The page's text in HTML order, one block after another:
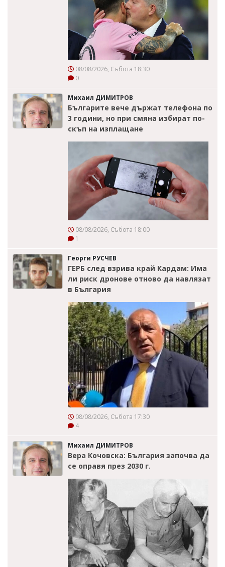
08/08/2026, Събота 18:30
0
Михаил ДИМИТРОВ
Българите вече държат телефона по
3 години, но при смяна избират по-
скъп на изплащане
08/08/2026, Събота 18:00
1
Георги РУСЧЕВ
ГЕРБ след взрива край Кардам: Има
ли риск дронове отново да навлязат
в България
08/08/2026, Събота 17:30
4
Михаил ДИМИТРОВ
Вера Кочовска: България започва да
се оправя през 2030 г.